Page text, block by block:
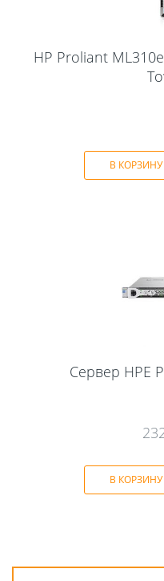
HP Proliant
В КОРЗИНУ
Сервер HPE
В КОРЗИНУ